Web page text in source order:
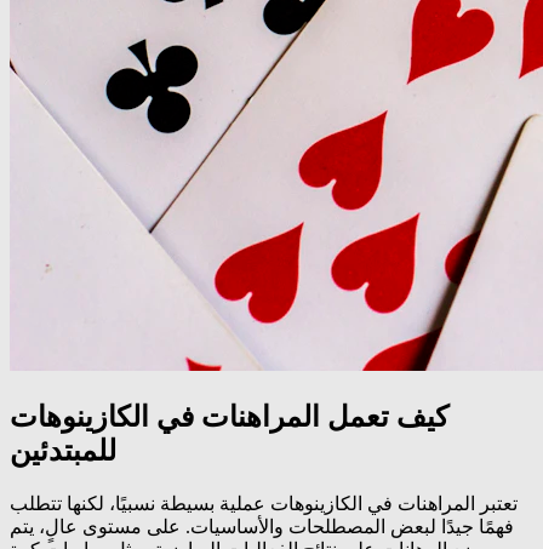
كيف تعمل المراهنات في الكازينوهات
للمبتدئين
تعتبر المراهنات في الكازينوهات عملية بسيطة نسبيًا، لكنها تتطلب
فهمًا جيدًا لبعض المصطلحات والأساسيات. على مستوى عالٍ، يتم